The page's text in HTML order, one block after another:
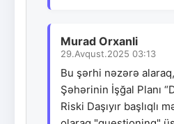
Murad Orxanli
29.Avqust.2025 03:13
Bu şərhi nəzərə
Şəhərinin İşğal Planı
Riski Daşıyır başlıqlı